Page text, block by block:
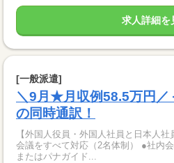
求人詳細を
[一般派遣]
＼9月★月収例58.5万円／
の同時通訳！
【外国人役員・外国人社員と日本人
会議をすべて対応（2名体制） ●社内
またはパナガイド...